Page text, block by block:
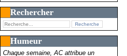
Rechercher
Humeur
Chaque semaine, AC attribue un